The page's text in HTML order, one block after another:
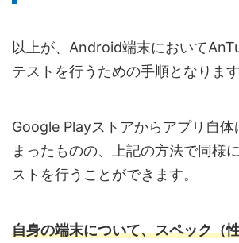
以上が、Android端末において
テストを行うための手順となります
Google Playストアからアプリ自体
まったものの、上記の方法で同様
ストを行うことができます。
自身の端末について、スペック（